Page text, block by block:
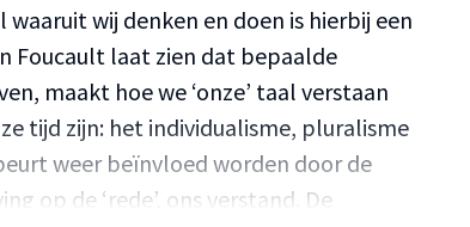
wij denken en doen is hierbij een
Foucault laat zien dat bepaalde
maakt hoe we ‘onze’ taal verstaan
tijd zijn: het individualisme, pluralisme
weer beïnvloed worden door de
op de ‘rede’, ons verstand. De